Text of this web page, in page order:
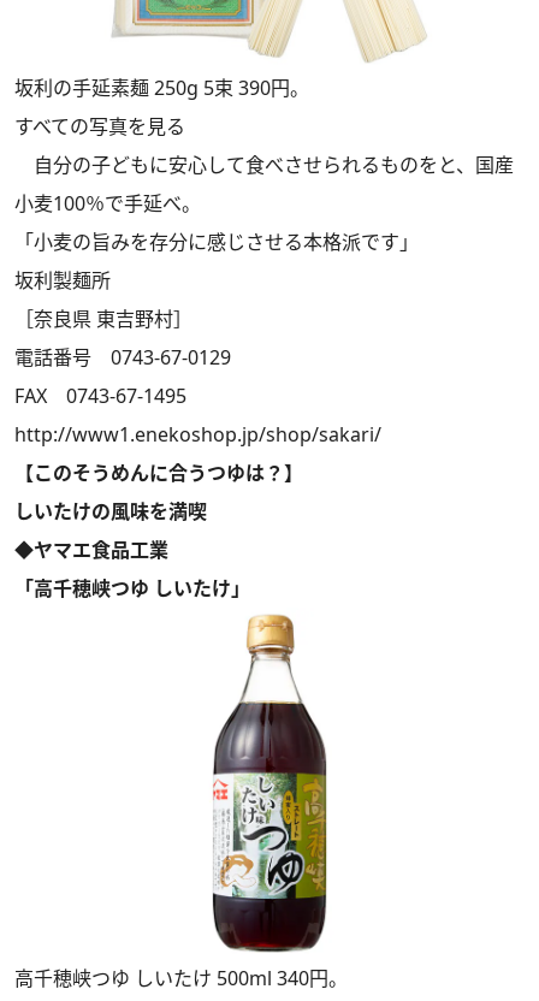
坂利の手延素麺 250g 5束 390円。
すべての写真を見る
自分の子どもに安心して食べさせられるものをと、国産
小麦100％で手延べ。
「小麦の旨みを存分に感じさせる本格派です」
坂利製麺所
［奈良県 東吉野村］
電話番号 0743-67-0129
FAX 0743-67-1495
http://www1.enekoshop.jp/shop/sakari/
【このそうめんに合うつゆは？】
しいたけの風味を満喫
◆ヤマエ食品工業
「高千穂峡つゆ しいたけ」
高千穂峡つゆ しいたけ 500ml 340円。